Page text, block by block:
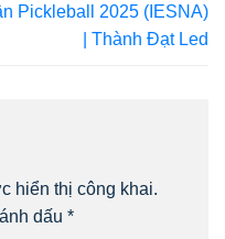
Pickleball 2025 (IESNA)
| Thành Đạt Led
hiển thị công khai.
dấu *